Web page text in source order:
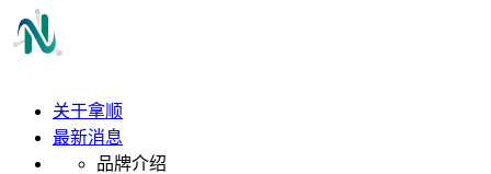
关于拿顺
最新消息
品牌介绍